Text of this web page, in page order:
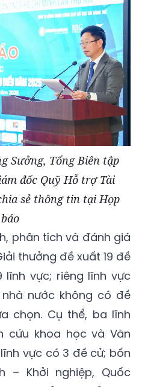
Sưởng, Tổng Biên tập
đốc Quỹ Hỗ trợ Tài
sẻ thông tin tại Họp
báo
phân tích và đánh giá
thưởng đề xuất 19 đề
vực; riêng lĩnh vực
nước không có đề
chọn. Cụ thể, ba lĩnh
cứu khoa học và Văn
vực có 3 đề cử; bốn
– Khởi nghiệp, Quốc